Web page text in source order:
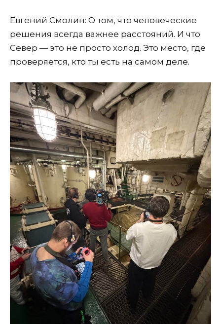
Евгений Смолин: О том, что человеческие
решения всегда важнее расстояний. И что
Север — это не просто холод. Это место, где
проверяется, кто ты есть на самом деле.